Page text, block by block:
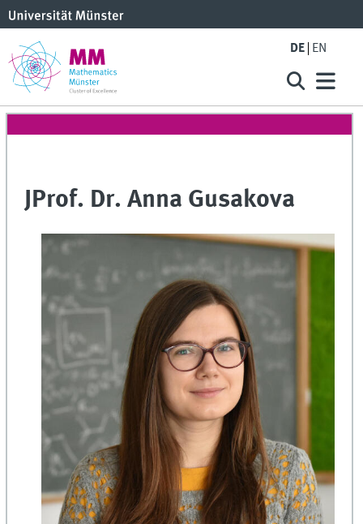
DE EN
JProf. Dr. Anna Gusakova